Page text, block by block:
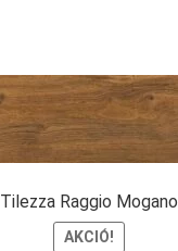
Tilezza Raggio Mogano
AKCIÓ!